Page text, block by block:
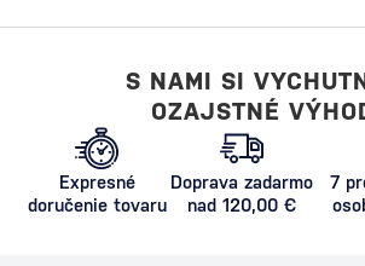
S NAMI SI
OZAJSTNÉ
Expresné
doručenie tovaru
Doprava zadarmo
nad 120,00 €
7